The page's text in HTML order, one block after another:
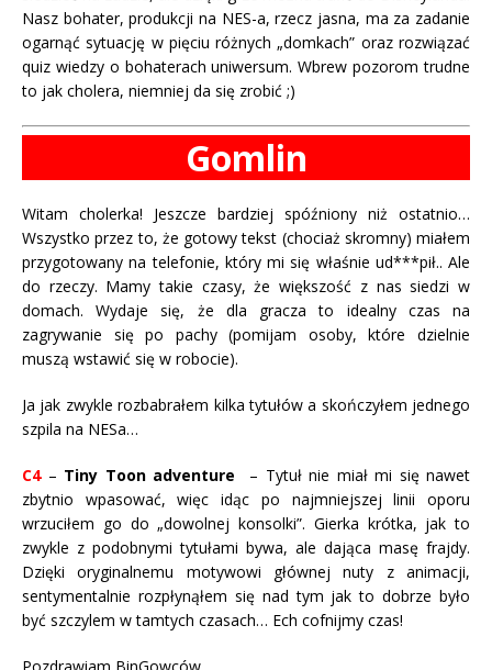
Nasz bohater, produkcji na NES-a, rzecz jasna, ma za zadanie
ogarnąć sytuację w pięciu różnych „domkach” oraz rozwiązać
quiz wiedzy o bohaterach uniwersum. Wbrew pozorom trudne
to jak cholera, niemniej da się zrobić ;)
Gomlin
Witam cholerka! Jeszcze bardziej spóźniony niż ostatnio…
Wszystko przez to, że gotowy tekst (chociaż skromny) miałem
przygotowany na telefonie, który mi się właśnie ud***pił.. Ale
do rzeczy. Mamy takie czasy, że większość z nas siedzi w
domach. Wydaje się, że dla gracza to idealny czas na
zagrywanie się po pachy (pomijam osoby, które dzielnie
muszą wstawić się w robocie).
Ja jak zwykle rozbabrałem kilka tytułów a skończyłem jednego
szpila na NESa…
C4– Tiny Toon adventure – Tytuł nie miał mi się nawet
zbytnio wpasować, więc idąc po najmniejszej linii oporu
wrzuciłem go do „dowolnej konsolki”. Gierka krótka, jak to
zwykle z podobnymi tytułami bywa, ale dająca masę frajdy.
Dzięki oryginalnemu motywowi głównej nuty z animacji,
sentymentalnie rozpłynąłem się nad tym jak to dobrze było
być szczylem w tamtych czasach… Ech cofnijmy czas!